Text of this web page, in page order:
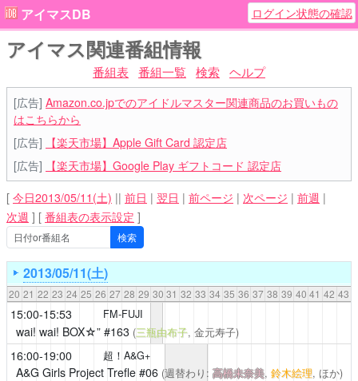
アイマスDB ログイン状態の確認
アイマス関連番組情報
番組表 番組一覧 検索 ヘルプ
[広告] Amazon.co.jpでのアイドルマスター関連商品のお買いもの
はこちらから
[広告]
【楽天市場】Apple Gift Card 認定店
[広告]
【楽天市場】Google Play ギフトコード 認定店
[ 今日2013/05/11(土) || 前日 | 翌日 | 前ページ | 次ページ | 前週 |
次週 ] [ 番組表の表示設定 ]
2013/05/11(土)
20 21 22 23 24 25 26 27 28 29 30 31 32 33 34 35 36 37 38 39 40 41 42 43
15:00-15:53 FM-FUJI
wai! wai! BOX☆”#163 (三瓶由布子, 金元寿子)
16:00-19:00 超！A&G+
A&G Girls Project Trefle#06 (週替わり:高橋未奈美, 鈴木絵理, ほか)